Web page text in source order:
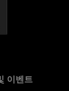
이벤트